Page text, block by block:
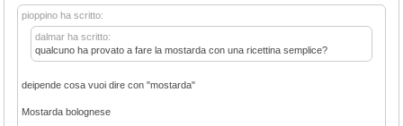
pioppino ha scritto:
dalmar ha scritto:
qualcuno ha provato a fare la mostarda con una ricettina semplice?
deipende cosa vuoi dire con "mostarda"
Mostarda bolognese